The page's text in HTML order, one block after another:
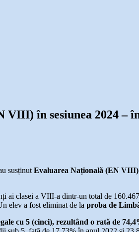
în sesiunea 2024 –
susținut Evaluarea Națională (EN VIII)
ai clasei a VIII-a dintr-un total de
elev a fost eliminat de la proba de
cu 5 (cinci), rezultând o rată de